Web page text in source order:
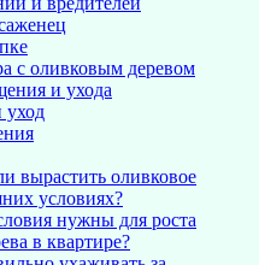
с оливковым деревом
и ухода
уход
вырастить оливковое
условиях?
нужны для роста
в квартире?